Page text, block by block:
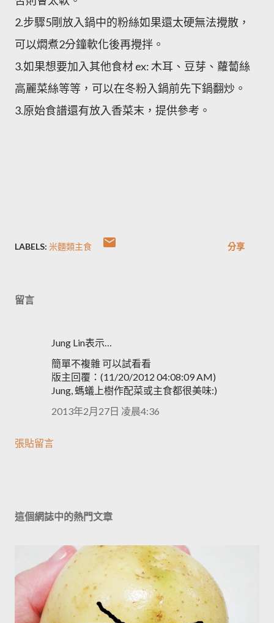
2.步驟5剛放入鍋中的粉絲如果還太硬無法攪散，
可以燜煮2分鐘軟化後再攪拌。
3.如果想要加入其他食材 ex: 木耳、豆芽、蘿蔔絲
高麗菜絲等等，可以在冬粉入鍋前先下鍋翻炒。
3.原始食譜還有放入香菜末，提供參考。
LABELS: 米麵類主食 分享
留言
Jung Lin表示…
簡單不複雜 可以試看看
版主回覆：(11/20/2012 04:08:09 AM)
Jung, 螞蟻上樹作配菜或主食都很美味:)
2013年2月27日 凌晨4:36
張貼留言
這個網誌中的熱門文章